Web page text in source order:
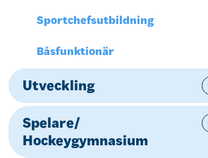
Sportchefsutbildning
Båsfunktionär
Utveckling
Spelare/
Hockeygymnasium